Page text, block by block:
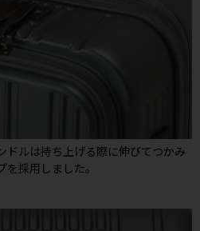
ルは持ち上げる際に伸びてつかみ
採用しました。